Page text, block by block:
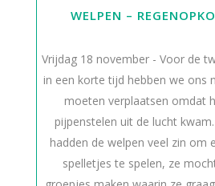
WELPEN –
Vrijdag 18 november - Voor de
in een korte tijd hebben we ons
moeten verplaatsen omdat
pijpenstelen uit de lucht
hadden de welpen veel zin om
spelletjes te spelen, ze